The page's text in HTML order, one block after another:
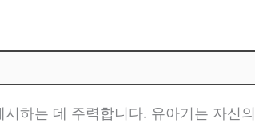
하는 데 주력합니다. 유아기는 자신